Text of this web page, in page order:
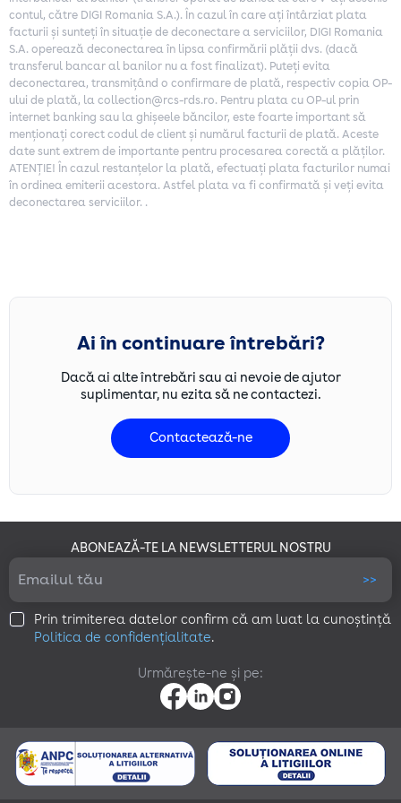
Societe Generale, Raiffesen Bank sau UniCredit
Tiriac Bank și închei o convenție de plată prin
Direct Debit, plata facturii se va face automat
din contul respectiv la dată scadenta a facturii.
Te rugăm să te asiguri că ai suma necesară în
cont.
contul, către DIGI Romania S.A.). În cazul în care ați întârziat plata
facturii și sunteți în situație de deconectare a serviciilor, DIGI Romania
S.A. operează deconectarea în lipsa confirmării plății dvs. (dacă
transferul bancar al banilor nu a fost finalizat). Puteți evita
deconectarea, transmițând o confirmare de plată, respectiv copia OP-
ului de plată, la collection@rcs-rds.ro. Pentru plata cu OP-ul prin
internet banking sau la ghișeele băncilor, este foarte important să
menționați corect codul de client și numărul facturii de plată. Aceste
date sunt extrem de importante pentru procesarea corectă a plăților.
ATENȚIE! În cazul restanțelor la plată, efectuați plata facturilor numai
în ordinea emiterii acestora. Astfel plata va fi confirmată și veți evita
deconectarea serviciilor. .
Ai în continuare întrebări?
Dacă ai alte întrebări sau ai nevoie de ajutor
suplimentar, nu ezita să ne contactezi.
Contactează-ne
ABONEAZĂ-TE LA NEWSLETTERUL NOSTRU
>>
Prin trimiterea datelor confirm că am luat la cunoștință
Politica de confidențialitate.
Urmărește-ne și pe:
Youtube sau alte asemenea platforme, atât poze cât și
videoclipuri, cât și să utilizezi butoanele de Like sau Share
și/sau alte funcții de distribuire conținut pentru situațiile în
care decizi partajarea acestuia.. Pentru toate aceste
funcționalități, avem nevoie de acceptul tău. L-am aprecia!
😊
Vizualizarea modulelor cookie social media
COOKIE-URI DE PROFILARE/MARKETING
Suntem toți diferiți, din fericire. Ne ajută să deducem și
înțelegem interesele și preferințele vizitatorilor, astfel încât
să putem prezenta și/sau livra un conținut diferențiat și
care-i pasă și de aceea credem că un OK e binevenit!
Pentru mai multe informații despre modul în care Google